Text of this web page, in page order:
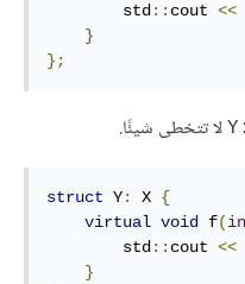
        std
:: cout <<
}
};
لا تتخطى شيئًا.
struct Y: X {
virtual void f(
        std
:: cout <<
}